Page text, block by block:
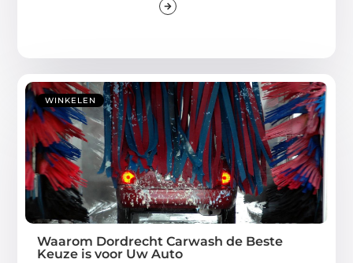
WINKELEN
Waarom Dordrecht Carwash de Beste
Keuze is voor Uw Auto